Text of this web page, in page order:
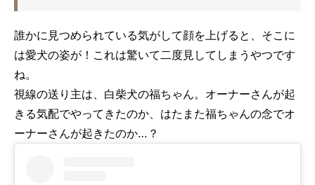
誰かに見つめられている気がして顔を上げると、そこに
は愛犬の姿が！これは驚いて二度見してしまうやつです
ね。
視線の送り主は、白柴犬の福ちゃん。オーナーさんが起
きる気配でやってきたのか、はたまた福ちゃんの念でオ
ーナーさんが起きたのか…？